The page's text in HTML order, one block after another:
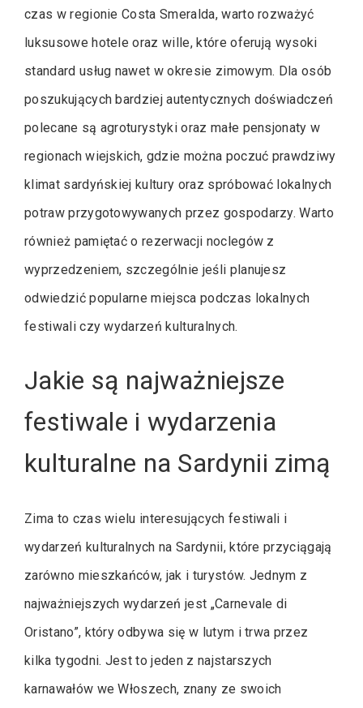
czas w regionie Costa Smeralda, warto rozważyć
luksusowe hotele oraz wille, które oferują wysoki
standard usług nawet w okresie zimowym. Dla osób
poszukujących bardziej autentycznych doświadczeń
polecane są agroturystyki oraz małe pensjonaty w
regionach wiejskich, gdzie można poczuć prawdziwy
klimat sardyńskiej kultury oraz spróbować lokalnych
potraw przygotowywanych przez gospodarzy. Warto
również pamiętać o rezerwacji noclegów z
wyprzedzeniem, szczególnie jeśli planujesz
odwiedzić popularne miejsca podczas lokalnych
festiwali czy wydarzeń kulturalnych.
Jakie są najważniejsze
festiwale i wydarzenia
kulturalne na Sardynii zimą
Zima to czas wielu interesujących festiwali i
wydarzeń kulturalnych na Sardynii, które przyciągają
zarówno mieszkańców, jak i turystów. Jednym z
najważniejszych wydarzeń jest „Carnevale di
Oristano”, który odbywa się w lutym i trwa przez
kilka tygodni. Jest to jeden z najstarszych
karnawałów we Włoszech, znany ze swoich